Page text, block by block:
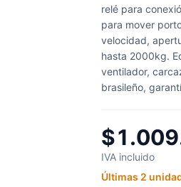
relé para
para mover
velocidad,
hasta 2000kg.
ventilador,
brasileño,
IVA incluido
Últimas 2